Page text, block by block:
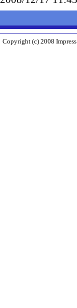
Copyright (c) 2008